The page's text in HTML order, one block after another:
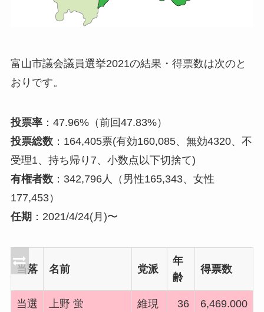
富山市議会議員選挙2021の結果・得票数は次のと
おりです。
投票率：47.96%（前回47.83%）
投票総数：164,405票(有効160,085、無効4320、不
受理1、持ち帰り7、小数点以下切捨て)
有権者数：342,796人（男性165,343、女性
177,453）
任期 ：2021/4/24(月)〜
当落 名前 党派
年
齢
得票数
当選 上野 蛍 維現 36 6,469.000